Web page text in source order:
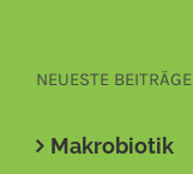
NEUESTE BEITRÄGE
Makrobiotik